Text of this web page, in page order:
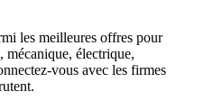
les meilleures offres pour
électrique,
vous avec les firmes